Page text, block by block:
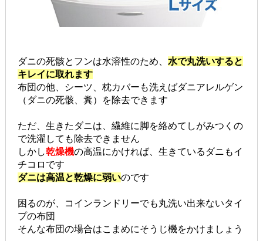
ダニの死骸とフンは水溶性のため、 水で丸洗いすると
キレイに取れます
布団の他、シーツ、枕カバーも洗えばダニアレルゲン
（ダニの死骸、糞）を除去できます
ただ、生きたダニは、繊維に脚を絡めてしがみつくの
で洗濯しても除去できません
しかし乾燥機の高温にかければ、生きているダニもイ
チコロです
ダニは高温と乾燥に弱いのです
困るのが、コインランドリーでも丸洗い出来ないタイ
プの布団
そんな布団の場合はこまめにそうじ機をかけましょう